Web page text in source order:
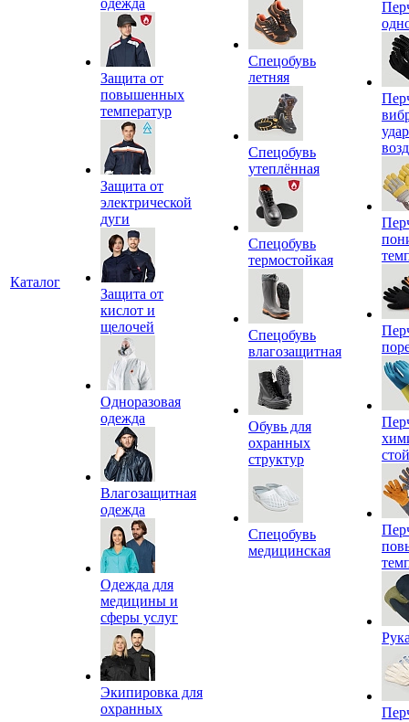
Каталог
одежда
Защита от
повышенных
температур
Защита от
электрической
дуги
Защита от
кислот и
щелочей
Одноразовая
одежда
Влагозащитная
одежда
Одежда для
медицины и
сферы услуг
Экипировка для
охранных
Спецобувь
летняя
Спецобувь
утеплённая
Спецобувь
термостойкая
Спецобувь
влагозащитная
Обувь для
охранных
структур
Спецобувь
медицинская